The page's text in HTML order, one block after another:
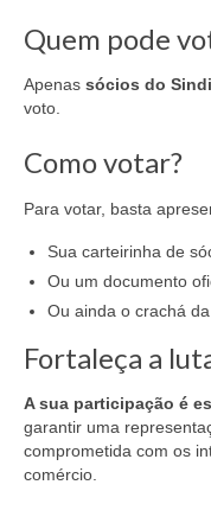
Quem pode
Apenas sócios do
voto.
Como votar?
Para votar, basta
Sua carteirinha de
Ou um documento
Ou ainda o crachá da
Fortaleça a
A sua participação é
garantir uma
comprometida com os
comércio.